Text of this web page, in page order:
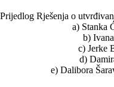
Rješenja o
a) Stanka
b)
c) Jerke
d)
e) Dalibora